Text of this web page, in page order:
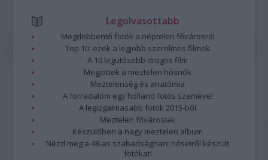
Legolvasottabb
Megdöbbentő fotók a néptelen fővárosról
Top 10: ezek a legjobb szerelmes filmek
A 10 legütősebb drogos film
Megjöttek a meztelen hősnők
Meztelenség és anatómia
A forradalom egy holland fotós szemével
A legizgalmasabb fotók 2015-ből
Meztelen fővárosiak
Készülőben a nagy meztelen album
Nézd meg a 48-as szabadságharc hőseiről készült
fotókat!